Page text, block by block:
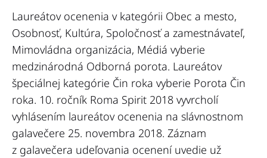
Laureátov ocenenia v kategórii Obec a mesto,
Osobnosť, Kultúra, Spoločnosť a zamestnávateľ,
Mimovládna organizácia, Médiá vyberie
medzinárodná Odborná porota. Laureátov
špeciálnej kategórie Čin roka vyberie Porota Čin
roka. 10. ročník Roma Spirit 2018 vyvrcholí
vyhlásením laureátov ocenenia na slávnostnom
galavečere 25. novembra 2018. Záznam
z galavečera udeľovania ocenení uvedie už